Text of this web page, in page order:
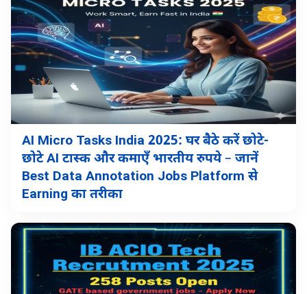
AI Micro Tasks India 2025: घर बैठे करें छोटे-
छोटे AI टास्क और कमाएँ भारतीय रुपये – जानें
Best Data Annotation Jobs Platform से
Earning का तरीका